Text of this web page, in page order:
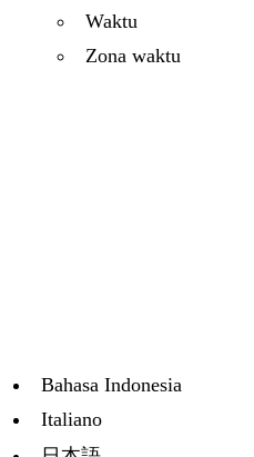
Waktu
Zona waktu
Bahasa Indonesia
Italiano